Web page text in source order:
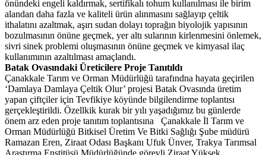
önündeki engeli kaldırmak, sertifikalı tohum kullanılması ile birim
alandan daha fazla ve kaliteli ürün alınmasını sağlayıp çeltik
ithalatını azaltmak, aşırı sudan dolayı toprağın biyolojik yapısının
bozulmasının önüne geçmek, yer altı sularının kirlenmesini önlemek,
sivri sinek problemi oluşmasının önüne geçmek ve kimyasal ilaç
kullanımının azaltılması amaçlandı.
Batak Ovasındaki Üreticilere Proje Tanıtıldı
Çanakkale Tarım ve Orman Müdürlüğü tarafındna hayata geçirilen
‘Damlaya Damlaya Çeltik Olur’ projesi Batak Ovasında üretim
yapan çiftçiler için Tevfikiye köyünde bilgilendirme toplantısı
gerçekleştirildi. Özellkik kurak bir yılı yaşadığımız bu günlerde
önem arz eden proje tanıtım toplantısına Çanakkale İl Tarım ve
Orman Müdürlüğü Bitkisel Üretim Ve Bitki Sağlığı Şube müdürü
Ramazan Eren, Ziraat Odası Başkanı Ufuk Ünver, Trakya Tarımsal